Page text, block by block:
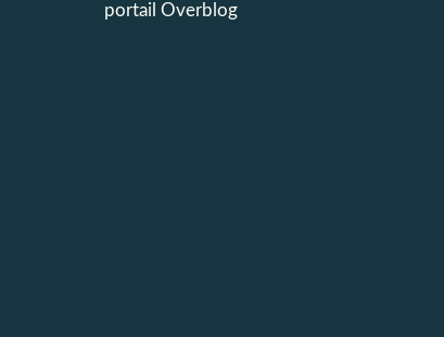
portail Overblog